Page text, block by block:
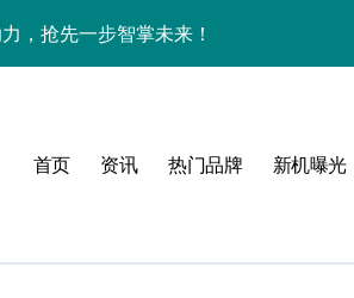
，抢先一步智掌未来！
资讯+玩机技巧一网打尽
全解析+超实用技巧攻略
，亮点纷呈速来围观！
资讯一手轻松掌控！
首页 资讯 热门品牌 新机曝光